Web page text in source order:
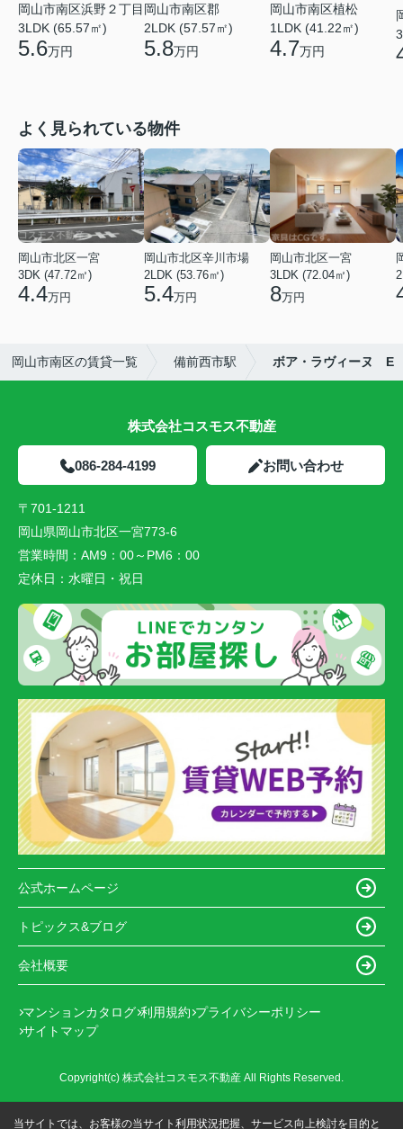
岡山市南区浜野２丁目
3LDK (65.57㎡)
5.6万円
岡山市南区郡
2LDK (57.57㎡)
5.8万円
岡山市南区植松
1LDK (41.22㎡)
4.7万円
よく見られている物件
岡山市北区一宮
3DK (47.72㎡)
4.4万円
岡山市北区辛川市場
2LDK (53.76㎡)
5.4万円
岡山市北区一宮
3LDK (72.04㎡)
8万円
岡山市南区の賃貸一覧 備前西市駅 ボア・ラヴィーヌ E
株式会社コスモス不動産
086-284-4199 お問い合わせ
〒701-1211
岡山県岡山市北区一宮773-6
営業時間： AM9：00～PM6：00
定休日： 水曜日・祝日
公式ホームページ
トピックス&ブログ
会社概要
マンションカタログ 利用規約 プライバシーポリシー
サイトマップ
Copyright(c) 株式会社コスモス不動産 All Rights Reserved.
当サイトでは、お客様の当サイト利用状況把握、サービス向上検討を目的と